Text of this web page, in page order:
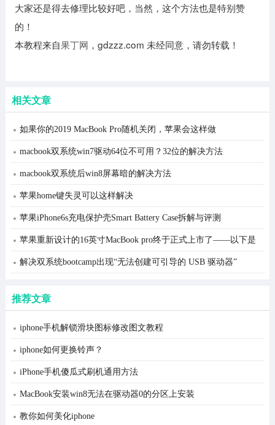
大家还是得去修理比较好吧，当然，这个方法也是特别赞
的！
本教程来自果丁网 ，gdzzz.com 未经同意，请勿转载！
相关文章
如果你的2019 MacBook Pro随机关闭，苹果会这样做
macbook双系统win7驱动64位不可用？32位的解决方法
macbook双系统后win8屏幕暗的解决方法
苹果home键失灵可以这样解决
苹果iPhone6s充电保护壳Smart Battery Case拆解与评测
苹果重新设计的16英寸MacBook pro终于正式上市了——以下是
你需要知道的
解决双系统bootcamp出现“无法创建可引导的 USB 驱动器”
推荐文章
iphone手机解锁滑块图标修改图文教程
iphone如何更换铃声？
iPhone手机傻瓜式刷机通用方法
MacBook安装win8无法在驱动器0的分区上安装
教你如何美化iphone